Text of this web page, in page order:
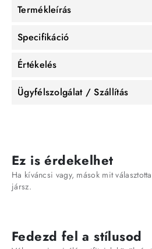
Termékleírás
Specifikáció
Értékelés
Ügyfélszolgálat / Szállítás
Ez is érdekelhet
Ha kíváncsi vagy, mások mit
jársz.
Fedezd fel a stílusod